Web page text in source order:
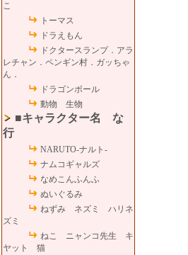
こ
トーマス
ドラえもん
ドクタースランプ．アラ
レチャン．ペンギン村．ガッちゃ
ん．
ドラゴンボール
動物 生物
■キャラクター名 な
行
NARUTO-ナルト-
ナムコギャルズ
なめこんふんふ
ぬいぐるみ
ねずみ ネズミ ハリネ
ズミ
ねこ ニャンコ先生 キ
ヤット 猫